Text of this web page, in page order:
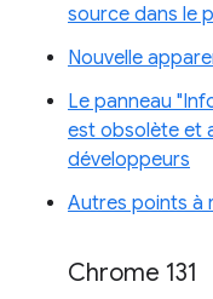
source dans le
Nouvelle
Le panneau
est obsolète et
développeurs
Autres points à
Chrome 131